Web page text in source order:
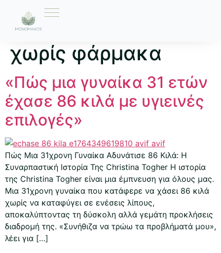
Ετικέτα:
χωρίς φάρμακα
«Πώς μια γυναίκα 31 ετών
έχασε 86 κιλά με υγιεινές
επιλογές»
Πώς Μια 31χρονη Γυναίκα Αδυνάτισε 86 Κιλά: Η
Συναρπαστική Ιστορία Της Christina Togher Η ιστορία
της Christina Togher είναι μια έμπνευση για όλους μας.
Μια 31χρονη γυναίκα που κατάφερε να χάσει 86 κιλά
χωρίς να καταφύγει σε ενέσεις λίπους,
αποκαλύπτοντας τη δύσκολη αλλά γεμάτη προκλήσεις
διαδρομή της. «Συνήθιζα να τρώω τα προβλήματά μου»,
λέει για […]